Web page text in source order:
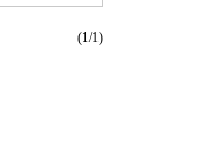
(1/1)